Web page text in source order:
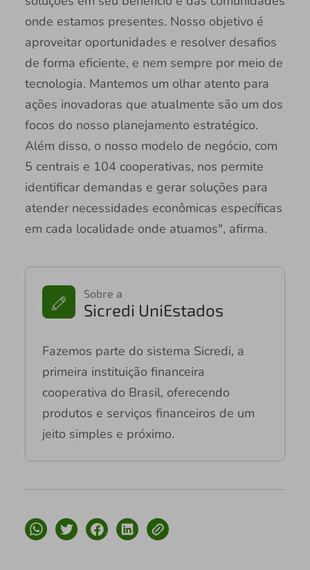
onde estamos presentes. Nosso objetivo é
aproveitar oportunidades e resolver desafios
de forma eficiente, e nem sempre por meio de
tecnologia. Mantemos um olhar atento para
ações inovadoras que atualmente são um dos
focos do nosso planejamento estratégico.
Além disso, o nosso modelo de negócio, com
5 centrais e 104 cooperativas, nos permite
identificar demandas e gerar soluções para
atender necessidades econômicas específicas
em cada localidade onde atuamos", afirma.
Sobre a
Sicredi UniEstados
Fazemos parte do sistema Sicredi, a
primeira instituição financeira
cooperativa do Brasil, oferecendo
produtos e serviços financeiros de um
jeito simples e próximo.